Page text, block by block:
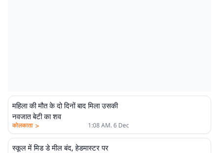
महिला की मौत के दो दिनों बाद मिला उसकी
नवजात बेटी का शव
कोलकाता > 1:08 AM. 6 Dec
स्कूल में मिड डे मील बंद, हेडमास्टर पर